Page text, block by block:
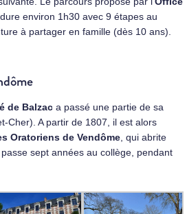
dure environ 1h30 avec 9 étapes au
à partager en famille (dès 10 ans).
de Balzac a passé une partie de sa
Cher). A partir de 1807, il est alors
Oratoriens de Vendôme , qui abrite
passe sept années au collège, pendant